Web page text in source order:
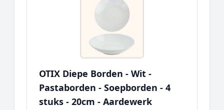
OTIX Diepe Borden - Wit -
Pastaborden - Soepborden - 4
stuks - 20cm - Aardewerk